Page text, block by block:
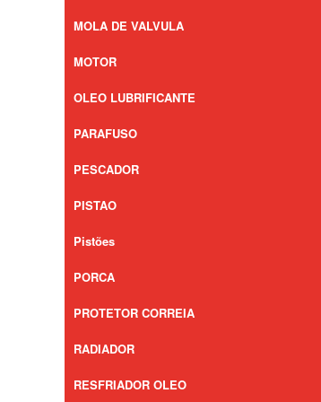
MOLA DE VALVULA
MOTOR
OLEO LUBRIFICANTE
PARAFUSO
PESCADOR
PISTAO
Pistões
PORCA
PROTETOR CORREIA
RADIADOR
RESFRIADOR OLEO